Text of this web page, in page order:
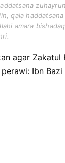
qala haddatsana
amara
Ibn